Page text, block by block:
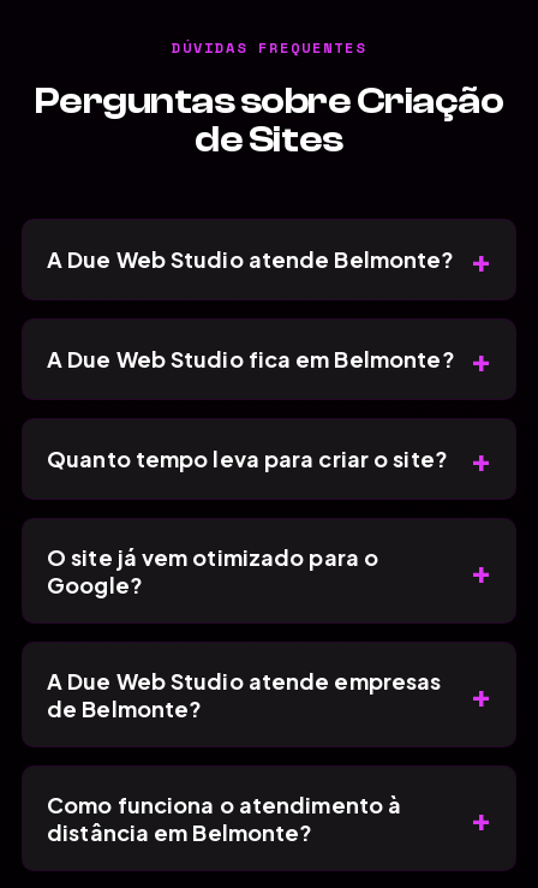
DÚVIDAS FREQUENTES
Perguntas sobre Criação
de Sites
A Due Web Studio atende Belmonte? +
A Due Web Studio fica em Belmonte? +
Quanto tempo leva para criar o site? +
O site já vem otimizado para o
Google?
+
A Due Web Studio atende empresas
de Belmonte?
+
Como funciona o atendimento à
distância em Belmonte?
+